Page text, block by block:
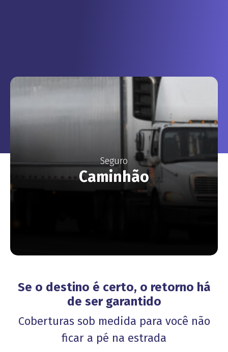
Seguro
Caminhão
Se o destino é certo, o retorno há
de ser garantido
Coberturas sob medida para você não
ficar a pé na estrada